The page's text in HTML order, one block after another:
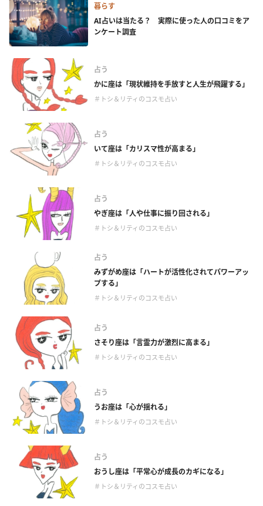
暮らす
AI占いは当たる？ 実際に使った人の口コミをア
ンケート調査
占う
かに座は「現状維持を手放すと人生が飛躍する」
＃トシ＆リティのコスモ占い
占う
いて座は「カリスマ性が高まる」
＃トシ＆リティのコスモ占い
占う
やぎ座は「人や仕事に振り回される」
＃トシ＆リティのコスモ占い
占う
みずがめ座は「ハートが活性化されてパワーアッ
プする」
＃トシ＆リティのコスモ占い
占う
さそり座は「言霊力が激烈に高まる」
＃トシ＆リティのコスモ占い
占う
うお座は「心が揺れる」
＃トシ＆リティのコスモ占い
占う
おうし座は「平常心が成長のカギになる」
＃トシ＆リティのコスモ占い